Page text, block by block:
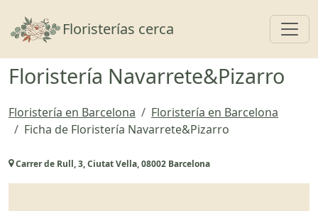
Floristerías cerca
Floristería Navarrete&Pizarro
Floristería en Barcelona
Floristería en Barcelona
Ficha de Floristería Navarrete&Pizarro
Carrer de Rull, 3, Ciutat Vella, 08002 Barcelona